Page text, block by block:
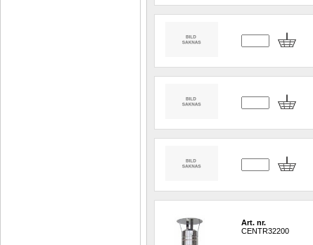
Art. nr.
CENTR32200